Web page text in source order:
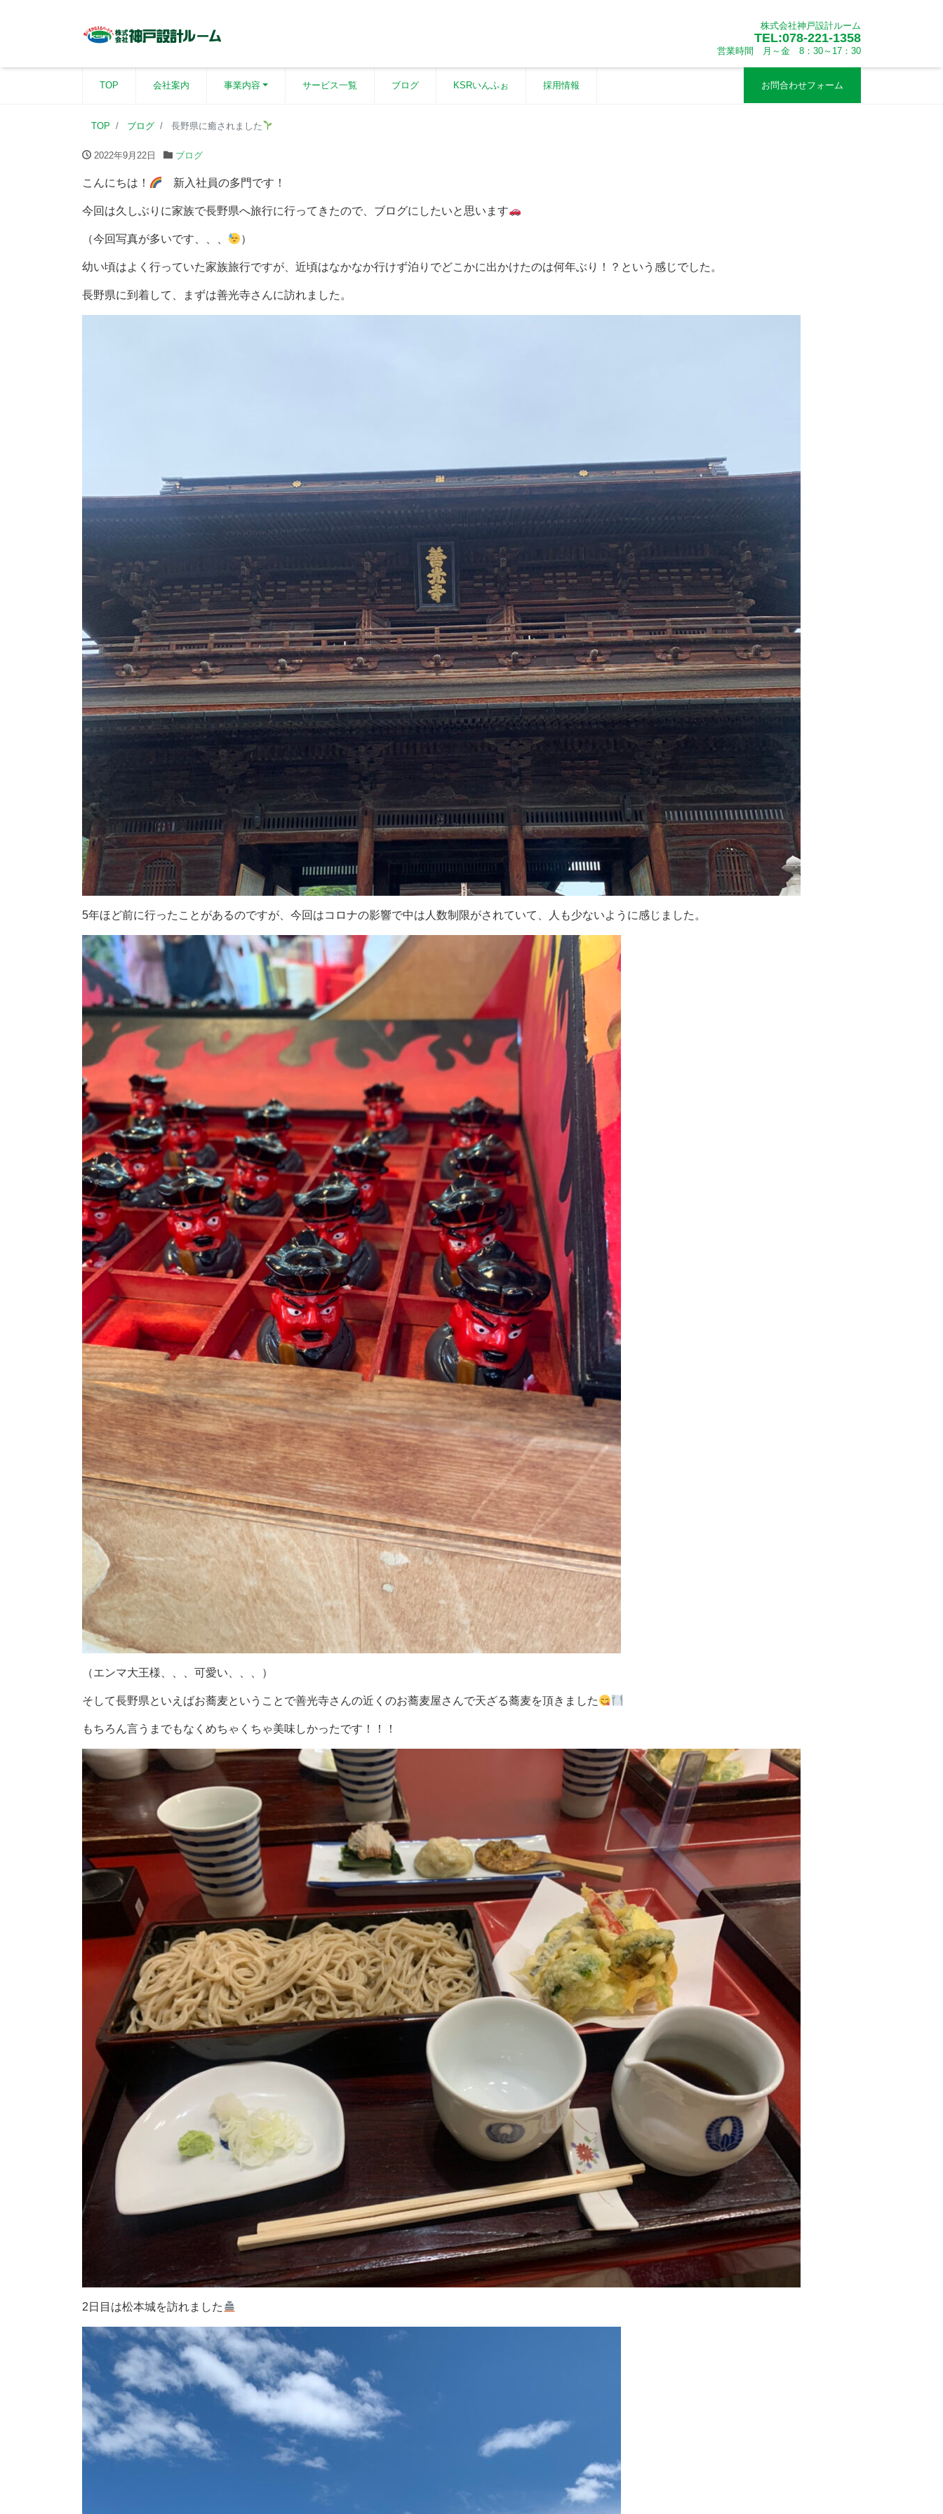
株式会社神戸設計ルーム
TEL:078-221-1358
営業時間 月～金 8：30～17：30
TOP 会社案内 事業内容 サービス一覧 ブログ KSRいんふぉ 採用情報 お問合わせフォーム
TOP ブログ 長野県に癒されました
2022年9月22日 ブログ
こんにちは！ 新入社員の多門です！
今回は久しぶりに家族で長野県へ旅行に行ってきたので、ブログにしたいと思います
（今回写真が多いです、、、 ）
幼い頃はよく行っていた家族旅行ですが、近頃はなかなか行けず泊りでどこかに出かけたのは何年ぶり！？という感じでした。
長野県に到着して、まずは善光寺さんに訪れました。
5年ほど前に行ったことがあるのですが、今回はコロナの影響で中は人数制限がされていて、人も少ないように感じました。
（エンマ大王様、、、可愛い、、、）
そして長野県といえばお蕎麦ということで善光寺さんの近くのお蕎麦屋さんで天ざる蕎麦を頂きました
もちろん言うまでもなくめちゃくちゃ美味しかったです！！！
2日目は松本城を訪れました